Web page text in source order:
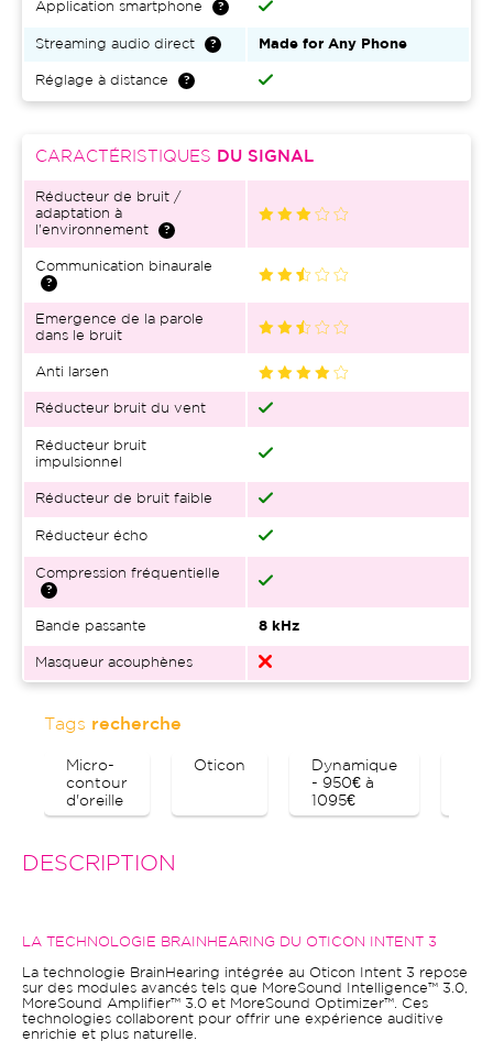
Application smartphone
Streaming audio direct Made for Any Phone
Réglage à distance
CARACTÉRISTIQUES DU SIGNAL
Réducteur de bruit /
adaptation à
l'environnement
Communication binaurale
Emergence de la parole
dans le bruit
Anti larsen
Réducteur bruit du vent
Réducteur bruit
impulsionnel
Réducteur de bruit faible
Réducteur écho
Compression fréquentielle
Bande passante 8 kHz
Masqueur acouphènes
Tags recherche
Micro-
contour
d'oreille
Oticon
Dynamique
- 950€ à
1095€
DESCRIPTION
LA TECHNOLOGIE BRAINHEARING DU OTICON INTENT 3
La technologie BrainHearing intégrée au Oticon Intent 3 repose
sur des modules avancés tels que MoreSound Intelligence™ 3.0,
MoreSound Amplifier™ 3.0 et MoreSound Optimizer™. Ces
technologies collaborent pour offrir une expérience auditive
enrichie et plus naturelle.